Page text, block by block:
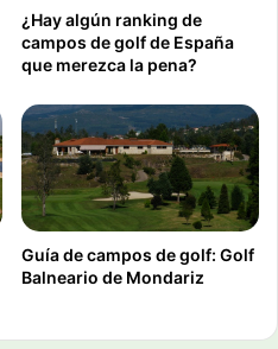
¿Hay algún ranking de
campos de golf de España
que merezca la pena?
Guía de campos de golf: Golf
Balneario de Mondariz